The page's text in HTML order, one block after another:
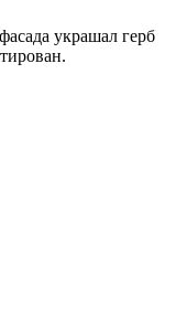
украшал герб